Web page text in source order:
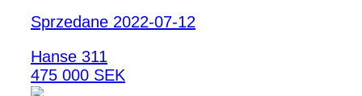
Sprzedane 2022-07-12
Hanse 311
475 000 SEK